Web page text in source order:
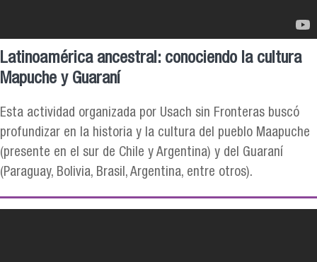
Latinoamérica ancestral: conociendo la cultura
Mapuche y Guaraní
Esta actividad organizada por Usach sin Fronteras buscó
profundizar en la historia y la cultura del pueblo Maapuche
(presente en el sur de Chile y Argentina) y del Guaraní
(Paraguay, Bolivia, Brasil, Argentina, entre otros).